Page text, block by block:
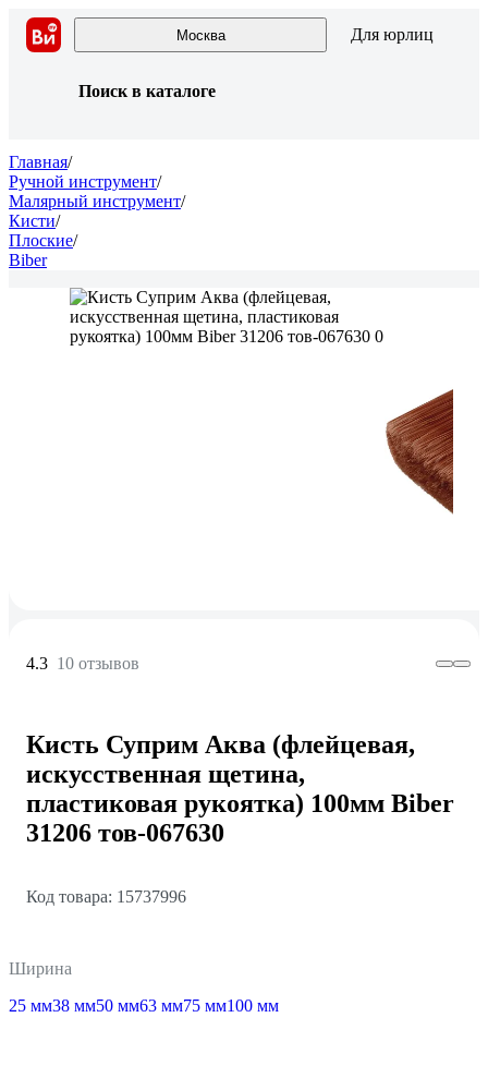
Москва Для юрлиц
Поиск в каталоге
Главная/
Ручной инструмент/
Малярный инструмент/
Кисти/
Плоские/
Biber
4.3 10 отзывов
Кисть Суприм Аква (флейцевая,
искусственная щетина,
пластиковая рукоятка) 100мм Biber
31206 тов-067630
Код товара: 15737996
Ширина
25 мм38 мм50 мм63 мм75 мм100 мм